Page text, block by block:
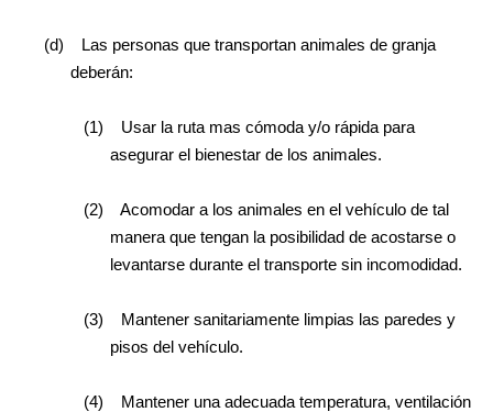
(d)
Las personas que transportan animales de granja
deberán:
(1)
Usar la ruta mas cómoda y/o rápida para
asegurar el bienestar de los animales.
(2)
Acomodar a los animales en el vehículo de tal
manera que tengan la posibilidad de acostarse o
levantarse durante el transporte sin incomodidad.
(3)
Mantener sanitariamente limpias las paredes y
pisos del vehículo.
(4)
Mantener una adecuada temperatura, ventilación